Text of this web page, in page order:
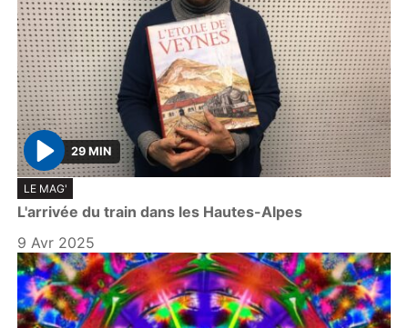
P
l
a
y
29 MIN
LE MAG'
L'arrivée du train dans les Hautes-Alpes
9 Avr 2025